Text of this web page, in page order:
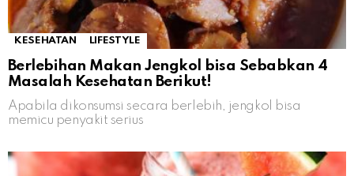
KESEHATAN LIFESTYLE
Berlebihan Makan Jengkol bisa Sebabkan 4
Masalah Kesehatan Berikut!
Apabila dikonsumsi secara berlebih, jengkol bisa
memicu penyakit serius